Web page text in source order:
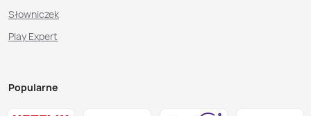
Słowniczek
Play Expert
Popularne